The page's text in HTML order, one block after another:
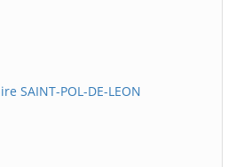
SAINT-POL-DE-LEON